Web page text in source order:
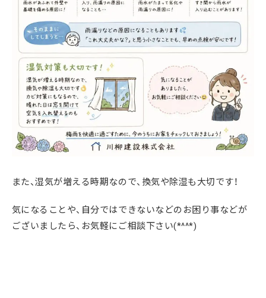
また、湿気が増える時期なので、換気や除湿も大切です！
気になることや、自分ではできないなどのお困り事などが
ございましたら、お気軽にご相談下さい(*^^*)